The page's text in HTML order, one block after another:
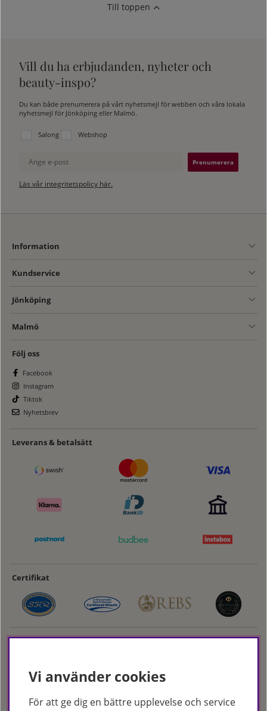
Till toppen
Vill du ha erbjudanden, nyheter och
beauty-inspo?
Du kan både prenumerera på vårt nyhetsmejl för webben och våra lokala
nyhetsmejl för Jönköping eller Malmö.
Välj vilken lista du vill prenumerera på:
Salong Webshop
Ange e-post
Läs vår integritetspolicy här.
Information
Kundservice
Jönköping
Malmö
Följ oss
Facebook
Instagram
Tiktok
Nyhetsbrev
Leverans & betalsätt
Certifikat
Vi använder cookies
För att ge dig en bättre upplevelse och service